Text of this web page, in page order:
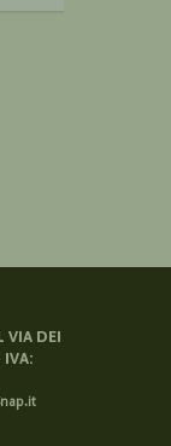
VIA DEI
IVA: